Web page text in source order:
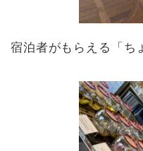
宿泊者がもらえる「ち